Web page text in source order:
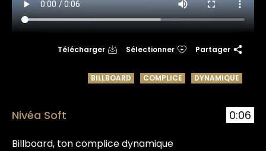
Nivéa Soft 0:06
Billboard, ton complice dynamique
Télécharger Sélectionner Partager
BILLBOARD COMPLICE DYNAMIQUE